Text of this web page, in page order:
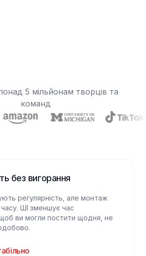
5 мільйонам творців та
команд
без вигорання
регулярність, але монтаж
ШІ зменшує час
ви могли постити щодня, не